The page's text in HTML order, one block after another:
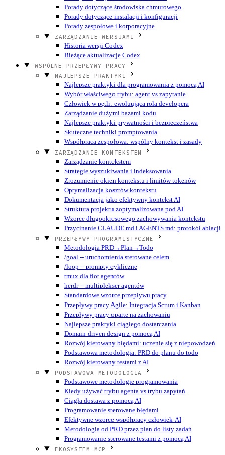
Porady dotyczące środowiska chmurowego
Porady dotyczące instalacji i konfiguracji
Porady zespołowe i korporacyjne
ZARZĄDZANIE WERSJAMI
Historia wersji Codex
Bieżące aktualizacje Codex
WSPÓLNE PRZEPŁYWY PRACY
NAJLEPSZE PRAKTYKI
Najlepsze praktyki dla programowania z pomocą AI
Wybór właściwego trybu: agent vs zapytanie
Człowiek w pętli: ewoluująca rola developera
Zarządzanie dużymi bazami kodu
Najlepsze praktyki prywatności i bezpieczeństwa
Skuteczne techniki promptowania
Współpraca zespołowa: wspólny kontekst i zasady
ZARZĄDZANIE KONTEKSTEM
Zarządzanie kontekstem
Strategie wyszukiwania i indeksowania
Zrozumienie okien kontekstu i limitów tokenów
Optymalizacja kosztów kontekstu
Dokumentacja jako efektywny kontekst AI
Struktura projektu zoptymalizowana pod AI
Wzorce długookresowego zachowywania kontekstu
Przycinanie CLAUDE.md i AGENTS.md: protokół ablacji
PRZEPŁYWY PROGRAMISTYCZNE
Metodologia PRD→Plan→Todo
/goal -- uruchomienia sterowane celem
/loop -- prompty cykliczne
tmux dla flot agentów
herdr -- multiplekser agentów
Standardowe wzorce przepływu pracy
Przepływy pracy Agile: Integracja Scrum i Kanban
Przepływy pracy oparte na zachowaniu
Najlepsze praktyki ciągłego dostarczania
Domain-driven design z pomocą AI
Rozwój kierowany błędami: uczenie się z niepowodzeń
Podstawowa metodologia: PRD do planu do todo
Rozwój kierowany testami z AI
PODSTAWOWA METODOLOGIA
Podstawowe metodologie programowania
Kiedy używać trybu agenta vs trybu zapytań
Ciągła dostawa z pomocą AI
Programowanie sterowane błędami
Efektywne wzorce współpracy człowiek-AI
Metodologia od PRD przez plan do listy zadań
Programowanie sterowane testami z pomocą AI
EKOSYSTEM MCP